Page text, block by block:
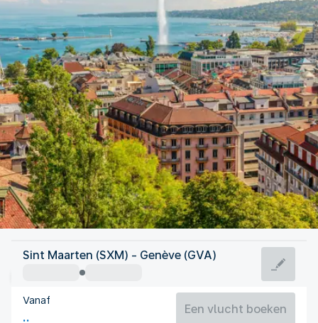
Zwitserland
Genève
Zwitserland
Sint Maarten (SXM) - Genève (GVA)
Vanaf
Een vlucht boeken